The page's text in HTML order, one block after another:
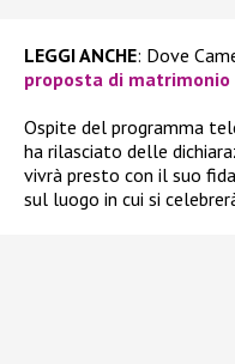
LEGGI ANCHE: Dove
proposta di matrimonio
Ospite del programma
ha rilasciato delle
vivrà presto con il suo
sul luogo in cui si